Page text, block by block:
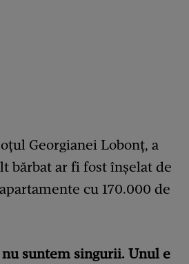
Georgianei Lobonț, a
bărbat ar fi fost înșelat de
cu 170.000 de
suntem singurii. Unul e